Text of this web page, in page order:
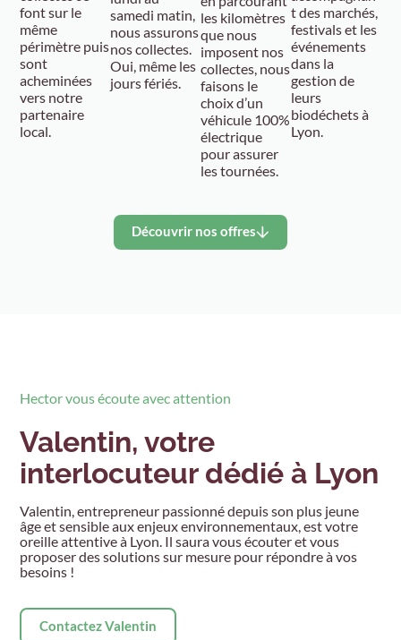
font sur le
même
périmètre puis
sont
acheminées
vers notre
partenaire
local.
samedi matin,
nous assurons
nos collectes.
Oui, même les
jours fériés.
les kilomètres
que nous
imposent nos
collectes, nous
faisons le
choix d’un
véhicule 100%
électrique
pour assurer
les tournées.
t des marchés,
festivals et les
événements
dans la
gestion de
leurs
biodéchets à
Lyon.
Découvrir nos offres
Hector vous écoute avec attention
Valentin, votre
interlocuteur dédié à Lyon
Valentin, entrepreneur passionné depuis son plus jeune
âge et sensible aux enjeux environnementaux, est votre
oreille attentive à Lyon. Il saura vous écouter et vous
proposer des solutions sur mesure pour répondre à vos
besoins !
Contactez Valentin